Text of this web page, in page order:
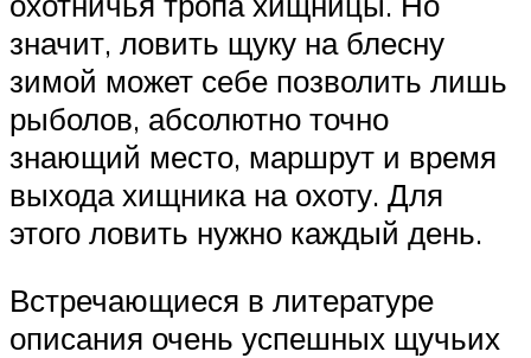
значит, ловить щуку на блесну
зимой может себе позволить лишь
рыболов, абсолютно точно
знающий место, маршрут и время
выхода хищника на охоту. Для
этого ловить нужно каждый день.
Встречающиеся в литературе
описания очень успешных щучьих